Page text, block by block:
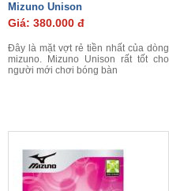
Mizuno Unison
Giá: 380.000 đ
Đây là mặt vợt rẻ tiền nhất của dòng
mizuno. Mizuno Unison rất tốt cho
người mới chơi bóng bàn